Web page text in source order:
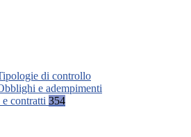
di controllo
e adempimenti
contratti 354